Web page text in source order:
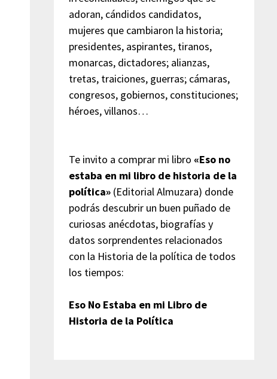
adoran, cándidos candidatos,
mujeres que cambiaron la historia;
presidentes, aspirantes, tiranos,
monarcas, dictadores; alianzas,
tretas, traiciones, guerras; cámaras,
congresos, gobiernos, constituciones;
héroes, villanos…
Te invito a comprar mi libro «Eso no
estaba en mi libro de historia de la
política»(Editorial Almuzara) donde
podrás descubrir un buen puñado de
curiosas anécdotas, biografías y
datos sorprendentes relacionados
con la Historia de la política de todos
los tiempos:
Eso No Estaba en mi Libro de
Historia de la Política